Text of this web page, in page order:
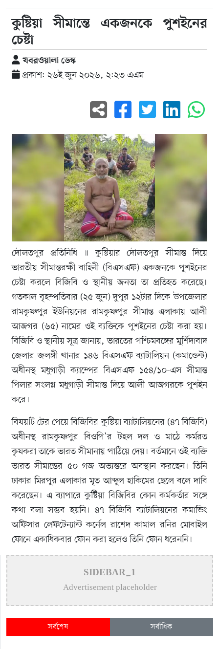
কুষ্টিয়া সীমান্তে একজনকে পুশইনের
চেষ্টা
খবরওয়ালা ডেস্ক
প্রকাশ: ২৬ই জুন ২০২৬, ২:২৩ এএম
দৌলতপুর প্রতিনিধি ॥ কুষ্টিয়ার দৌলতপুর সীমান্ত দিয়ে
ভারতীয় সীমান্তরক্ষী বাহিনী (বিএসএফ) একজনকে পুশইনের
চেষ্টা করলে বিজিবি ও স্থানীয় জনতা তা প্রতিহত করেছে।
গতকাল বৃহস্পতিবার (২৫ জুন) দুপুর ১২টার দিকে উপজেলার
রামকৃষ্ণপুর ইউনিয়নের রামকৃষ্ণপুর সীমান্ত এলাকায় আলী
আজগর (৬৫) নামের ওই ব্যক্তিকে পুশইনের চেষ্টা করা হয়।
বিজিবি ও স্থানীয় সূত্র জানায়, ভারতের পশ্চিমবঙ্গের মুর্শিদাবাদ
জেলার জলঙ্গী থানার ১৪৬ বিএসএফ ব্যাটালিয়ন (কমান্ডেন্ট)
অধীনস্থ মধুগাড়ী ক্যাম্পের বিএসএফ ১৫৪/১০-এস সীমান্ত
পিলার সংলগ্ন মধুগাড়ী সীমান্ত দিয়ে আলী আজগরকে পুশইন
করে।
বিষয়টি টের পেয়ে বিজিবির কুষ্টিয়া ব্যাটালিয়নের (৪৭ বিজিবি)
অধীনস্থ রামকৃষ্ণপুর বিওপি’র টহল দল ও মাঠে কর্মরত
কৃষকরা তাকে ভারত সীমানায় পাঠিয়ে দেয়। বর্তমানে ওই ব্যক্তি
ভারত সীমান্তের ৫০ গজ অভ্যন্তরে অবস্থান করছেন। তিনি
ঢাকার মিরপুর এলাকার মৃত আব্দুল হাকিমের ছেলে বলে দাবি
করেছেন। এ ব্যাপারে কুষ্টিয়া বিজিবির কোন কর্মকর্তার সঙ্গে
কথা বলা সম্ভব হয়নি। ৪৭ বিজিবি ব্যাটালিয়নের কমান্ডিং
অফিসার লেফটেন্যান্ট কর্নেল রাশেদ কামাল রনির মোবাইল
ফোনে একাধিকবার ফোন করা হলেও তিনি ফোন ধরেননি।
SIDEBAR_1
Advertisement placeholder
সর্বশেষ সর্বাধিক